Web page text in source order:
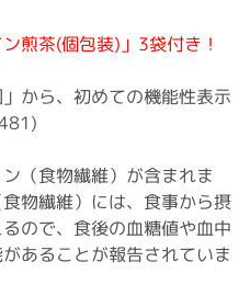
煎茶(個包装)」3袋付き！
から、初めての機能性表示
（食物繊維）が含まれま
物繊維）には、食事から摂
ので、食後の血糖値や血中
あることが報告されていま